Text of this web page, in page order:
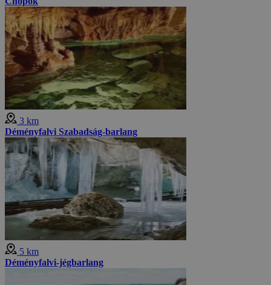
3 km
Déményfalvi Szabadság-barlang
5 km
Déményfalvi-jégbarlang